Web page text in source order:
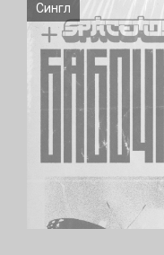
Сингл